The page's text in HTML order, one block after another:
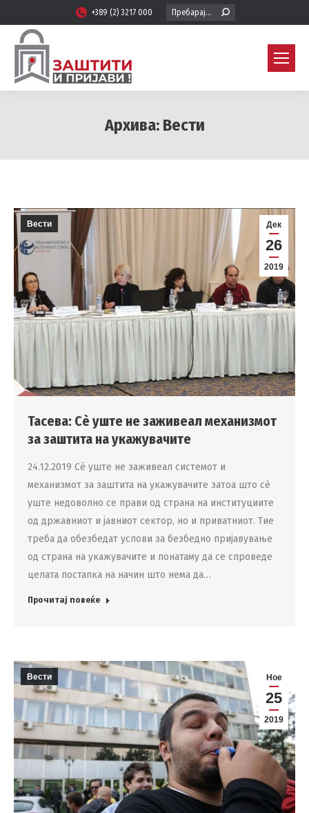
+389 (2) 3217 000 Search:
Архива: Вести
Дек
26
2019
Вести
Тасева: Сè уште не заживеал механизмот
за заштита на укажувачите
24.12.2019 Сè уште не заживеал системот и
механизмот за заштита на укажувачите затоа што сè
уште недоволно се прави од страна на институциите
од државниот и јавниот сектор, но и приватниот. Тие
треба да обезбедат услови за безбедно пријавување
од страна на укажувачите и понатаму да се спроведе
целата постапка на начин што нема да…
Прочитај повеќе
Ное
25
2019
Вести